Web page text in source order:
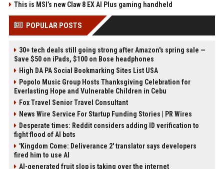
This is MSI’s new Claw 8 EX AI Plus gaming handheld
POPULAR POSTS
30+ tech deals still going strong after Amazon's spring sale —
Save $50 on iPads, $100 on Bose headphones
High DA PA Social Bookmarking Sites List USA
Popolo Music Group Hosts Thanksgiving Celebration for
Everlasting Hope and Vulnerable Children in Cebu
Fox Travel Senior Travel Consultant
News Wire Service For Startup Funding Stories | PR Wires
Desperate times: Reddit considers adding ID verification to
fight flood of AI bots
'Kingdom Come: Deliverance 2' translator says developers
fired him to use AI
AI-generated fruit slop is taking over the internet